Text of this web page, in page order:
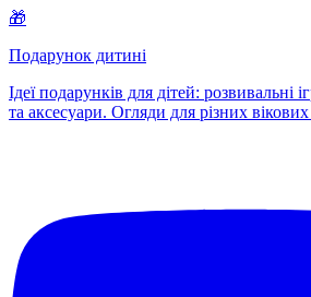
🎁
Подарунок дитині
Ідеї подарунків для дітей: розвивальні
та аксесуари. Огляди для різних